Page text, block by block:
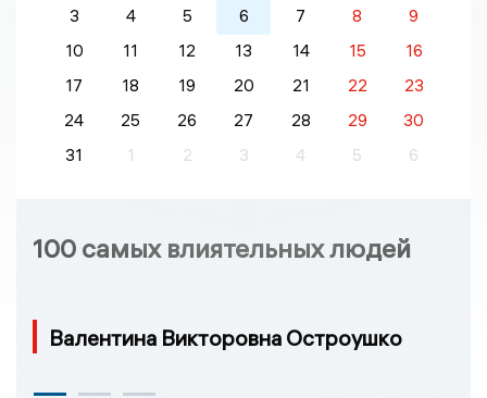
3
4 5 6 7 8
9
10
11 12 13 14 15
16
17
18 19 20 21 22
23
24
25 26 27 28 29
30
31
1 2 3 4 5 6
100 самых влиятельных людей
Валентина Викторовна Остроушко